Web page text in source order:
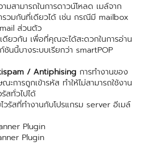
มสามารถในการดาวน์โหลด เมล์จาก
วมกันที่เดียวได้ เช่น กรณีมี mailbox
ส่วนตัว
ดียวกัน เพื่อที่คุณจะได้สะดวกในการอ่าน
นนี้บางระบบเรียกว่า smartPOP
/ Antiphising การทำงานของ
ะการถูกเข้ารหัส ทำให้ไม่สามารถใช้งาน
สทั่วไปได้
วรัสที่ทำงานกับโปรแกรม server อีเมล์
Plugin
Plugin